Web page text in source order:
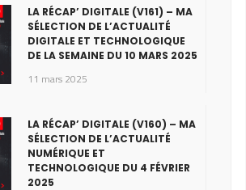
LA RÉCAP’ DIGITALE (V161) – MA
SÉLECTION DE L’ACTUALITÉ
DIGITALE ET TECHNOLOGIQUE
DE LA SEMAINE DU 10 MARS 2025
11 mars 2025
LA RÉCAP’ DIGITALE (V160) – MA
SÉLECTION DE L’ACTUALITÉ
NUMÉRIQUE ET
TECHNOLOGIQUE DU 4 FÉVRIER
2025